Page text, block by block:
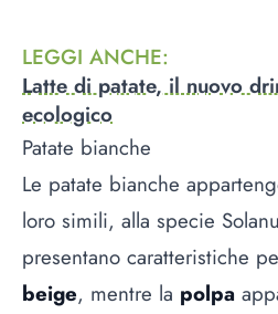
LEGGI ANCHE:
Latte di patate, il nuovo
ecologico
Patate bianche
Le patate bianche
loro simili, alla specie
presentano caratteristiche
beige, mentre la polpa